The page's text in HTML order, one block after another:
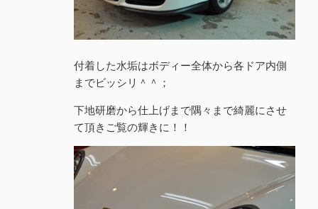
付着した水垢はボディー全体から各ドア内側
までビッシリ＾＾；
下地研磨から仕上げまで隅々まで綺麗にさせ
て頂きご覧の輝きに！！